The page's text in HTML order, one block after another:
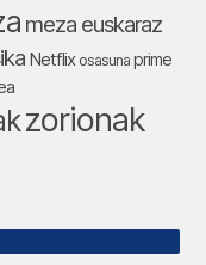
meza euskaraz
Netflix osasuna prime
zorionak